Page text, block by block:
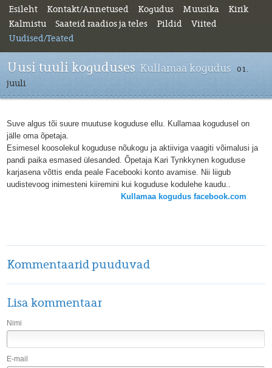
Esileht Kontakt/Annetused Kogudus Muusika
Kirik
Kalmistu
Saateid raadios ja teles Pildid
Viited
Uudised/Teated
Uusi tuuli koguduses Kullamaa kogudus 01.
juuli
Suve algus tõi suure muutuse koguduse ellu. Kullamaa kogudusel on
jälle oma õpetaja.
Esimesel koosolekul koguduse nõukogu ja aktiiviga vaagiti võimalusi ja
pandi paika esmased ülesanded. Õpetaja Kari Tynkkynen koguduse
karjasena võttis enda peale Facebooki konto avamise. Nii liigub
uudistevoog inimesteni kiiremini kui koguduse kodulehe kaudu..
Kullamaa kogudus facebook.com
Kommentaarid puuduvad
Lisa kommentaar
Nimi
E-mail